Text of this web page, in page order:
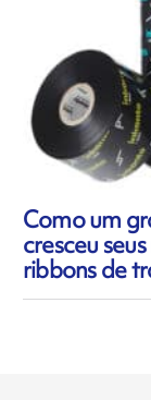
Como um
cresceu
ribbons de